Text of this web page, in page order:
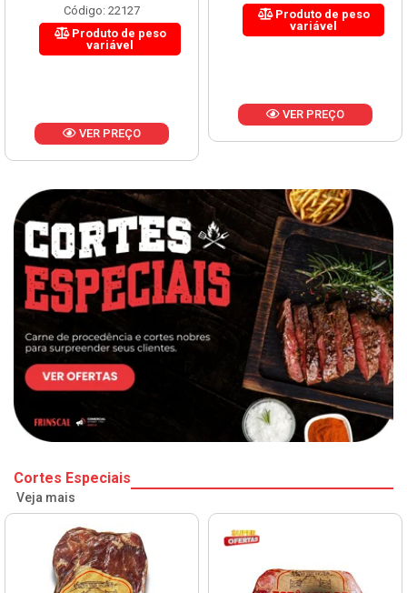
Código: 22127
Produto de peso
variável
VER PREÇO
Produto de peso
variável
VER PREÇO
Cortes Especiais
Veja mais